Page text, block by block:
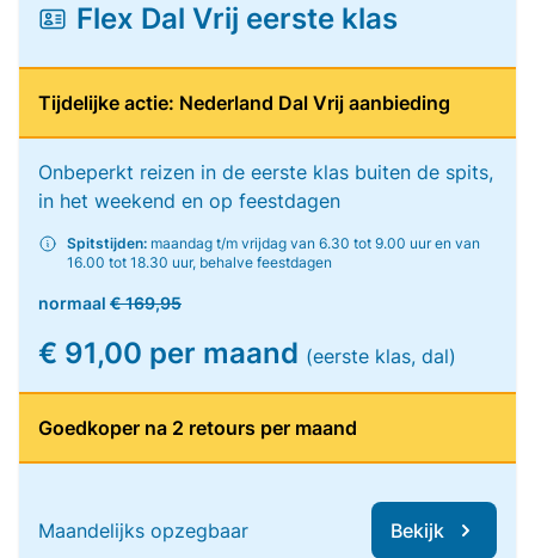
Flex Dal Vrij eerste klas
Tijdelijke actie: Nederland Dal Vrij aanbieding
Onbeperkt reizen in de eerste klas buiten de spits,
in het weekend en op feestdagen
Spitstijden: maandag t/m vrijdag van 6.30 tot 9.00 uur en van
16.00 tot 18.30 uur, behalve feestdagen
normaal € 169,95
€ 91,00 per maand (eerste klas, dal)
Goedkoper na 2 retours per maand
Maandelijks opzegbaar Bekijk